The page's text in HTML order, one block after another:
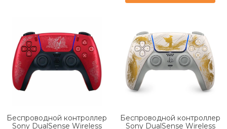
Беспроводной контроллер
Sony DualSense Wireless
Беспроводной контроллер
Sony DualSense Wireless